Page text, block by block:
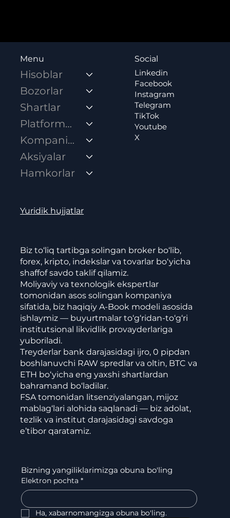
Menu
Hisoblar
Bozorlar
Shartlar
Platformalar
Kompaniya
Aksiyalar
Hamkorlar
Yuridik hujjatlar
Social
Linkedin
Facebook
Instagram
Telegram
TikTok
Youtube
X
Biz to‘liq tartibga solingan broker bo‘lib,
forex, kripto, indekslar va tovarlar bo‘yicha
shaffof savdo taklif qilamiz.
Moliyaviy va texnologik ekspertlar
tomonidan asos solingan kompaniya
sifatida, biz haqiqiy A-Book modeli asosida
ishlaymiz — buyurtmalar to‘g‘ridan-to‘g‘ri
institutsional likvidlik provayderlariga
yuboriladi.
Treyderlar bank darajasidagi ijro, 0 pipdan
boshlanuvchi RAW spredlar va oltin, BTC va
ETH bo‘yicha eng yaxshi shartlardan
bahramand bo‘ladilar.
FSA tomonidan litsenziyalangan, mijoz
mablag‘lari alohida saqlanadi — biz adolat,
tezlik va institut darajasidagi savdoga
e’tibor qaratamiz.
Bizning yangiliklarimizga obuna bo'ling
Elektron pochta *
Ha, xabarnomangizga obuna bo'ling.